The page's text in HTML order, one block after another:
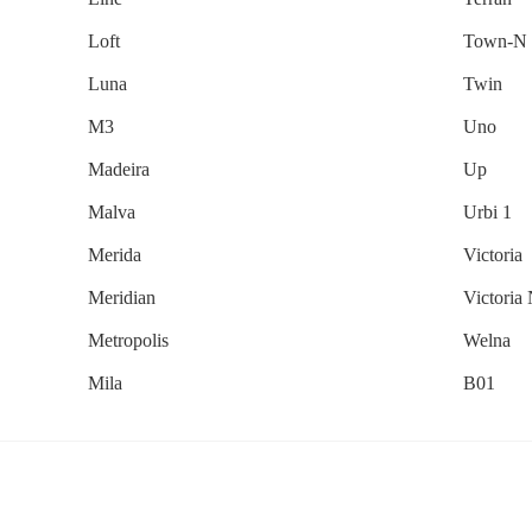
Loft
Luna
M3
Madeira
Malva
Merida
Meridian
Metropolis
Mila
Town-N
Twin
Uno
Up
Urbi 1
Victoria
Victoria
Welna
В01